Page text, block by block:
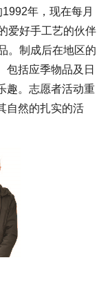
年，现在每月
爱好手工艺的伙伴
。制成后在地区的
包括应季物品及日
趣。志愿者活动重
自然的扎实的活